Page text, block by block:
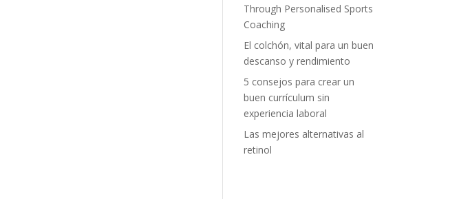
Through Personalised Sports
Coaching
El colchón, vital para un buen
descanso y rendimiento
5 consejos para crear un
buen currículum sin
experiencia laboral
Las mejores alternativas al
retinol